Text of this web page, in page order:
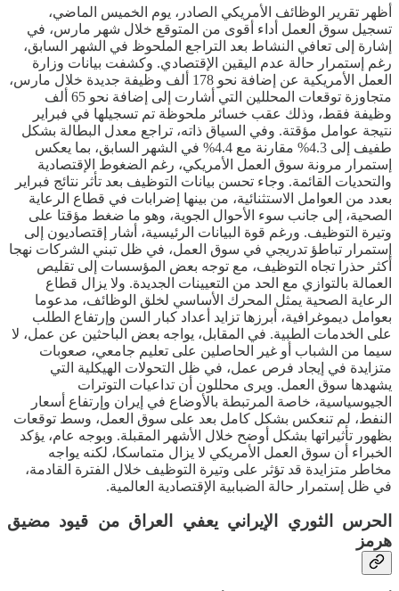
أظهر تقرير الوظائف الأمريكي الصادر، يوم الخميس الماضي،
تسجيل سوق العمل أداء أقوى من المتوقع خلال شهر مارس، في
إشارة إلى تعافي النشاط بعد التراجع الملحوظ في الشهر السابق،
رغم إستمرار حالة عدم اليقين الإقتصادي. وكشفت بيانات وزارة
العمل الأمريكية عن إضافة نحو 178 ألف وظيفة جديدة خلال مارس،
متجاوزة توقعات المحللين التي أشارت إلى إضافة نحو 65 ألف
وظيفة فقط، وذلك عقب خسائر ملحوظة تم تسجيلها في فبراير
نتيجة عوامل مؤقتة. وفي السياق ذاته، تراجع معدل البطالة بشكل
طفيف إلى 4.3% مقارنة مع 4.4% في الشهر السابق، بما يعكس
إستمرار مرونة سوق العمل الأمريكي، رغم الضغوط الإقتصادية
والتحديات القائمة. وجاء تحسن بيانات التوظيف بعد تأثر نتائج فبراير
بعدد من العوامل الاستثنائية، من بينها إضرابات في قطاع الرعاية
الصحية، إلى جانب سوء الأحوال الجوية، وهو ما ضغط مؤقتا على
وتيرة التوظيف. ورغم قوة البيانات الرئيسية، أشار إقتصاديون إلى
إستمرار تباطؤ تدريجي في سوق العمل، في ظل تبني الشركات نهجا
أكثر حذرا تجاه التوظيف، مع توجه بعض المؤسسات إلى تقليص
العمالة بالتوازي مع الحد من التعيينات الجديدة. ولا يزال قطاع
الرعاية الصحية يمثل المحرك الأساسي لخلق الوظائف، مدعوما
بعوامل ديموغرافية، أبرزها تزايد أعداد كبار السن وإرتفاع الطلب
على الخدمات الطبية. في المقابل، يواجه بعض الباحثين عن عمل، لا
سيما من الشباب أو غير الحاصلين على تعليم جامعي، صعوبات
متزايدة في إيجاد فرص عمل، في ظل التحولات الهيكلية التي
يشهدها سوق العمل. ويرى محللون أن تداعيات التوترات
الجيوسياسية، خاصة المرتبطة بالأوضاع في إيران وإرتفاع أسعار
النفط، لم تنعكس بشكل كامل بعد على سوق العمل، وسط توقعات
بظهور تأثيراتها بشكل أوضح خلال الأشهر المقبلة. وبوجه عام، يؤكد
الخبراء أن سوق العمل الأمريكي لا يزال متماسكا، لكنه يواجه
مخاطر متزايدة قد تؤثر على وتيرة التوظيف خلال الفترة القادمة،
في ظل إستمرار حالة الضبابية الإقتصادية العالمية.
الحرس الثوري الإيراني يعفي العراق من قيود مضيق
هرمز